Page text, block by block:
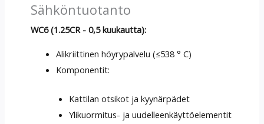
Sähköntuotanto
WC6 (1.25CR - 0,5 kuukautta):
Alikriittinen höyrypalvelu (≤538 ° C)
Komponentit:
Kattilan otsikot ja kyynärpädet
Ylikuormitus- ja uudelleenkäyttöelementit